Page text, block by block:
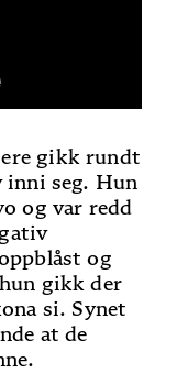
gikk rundt
seg. Hun
og var redd
og
gikk der
si. Synet
at de